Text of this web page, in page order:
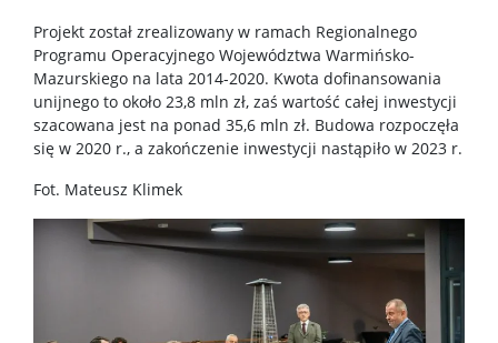
Projekt został zrealizowany w ramach Regionalnego
Programu Operacyjnego Województwa Warmińsko-
Mazurskiego na lata 2014-2020. Kwota dofinansowania
unijnego to około 23,8 mln zł, zaś wartość całej inwestycji
szacowana jest na ponad 35,6 mln zł. Budowa rozpoczęła
się w 2020 r., a zakończenie inwestycji nastąpiło w 2023 r.
Fot. Mateusz Klimek